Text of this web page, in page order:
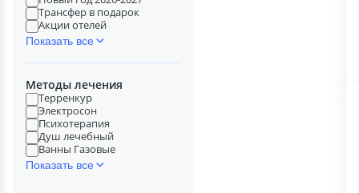
Трансфер в подарок
Акции отелей
Показать все
Методы лечения
Терренкур
Электросон
Психотерапия
Душ лечебный
Ванны Газовые
Показать все